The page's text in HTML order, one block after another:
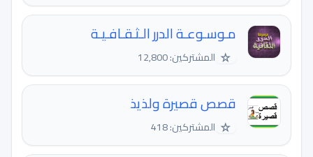
مـوسـوعـة الدرر الـثـقـافـيـة
☆ المشتركين: 12,800
قصص قصيرة ولذيذ
☆ المشتركين: 418